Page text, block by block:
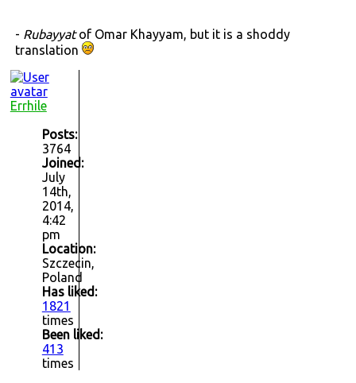
- Rubayyatof Omar Khayyam, but it is a shoddy
translation
Errhile
Posts:
3764
Joined:
July
14th,
2014,
4:42
pm
Location:
Szczecin,
Poland
Has liked:
1821
times
Been liked:
413
times